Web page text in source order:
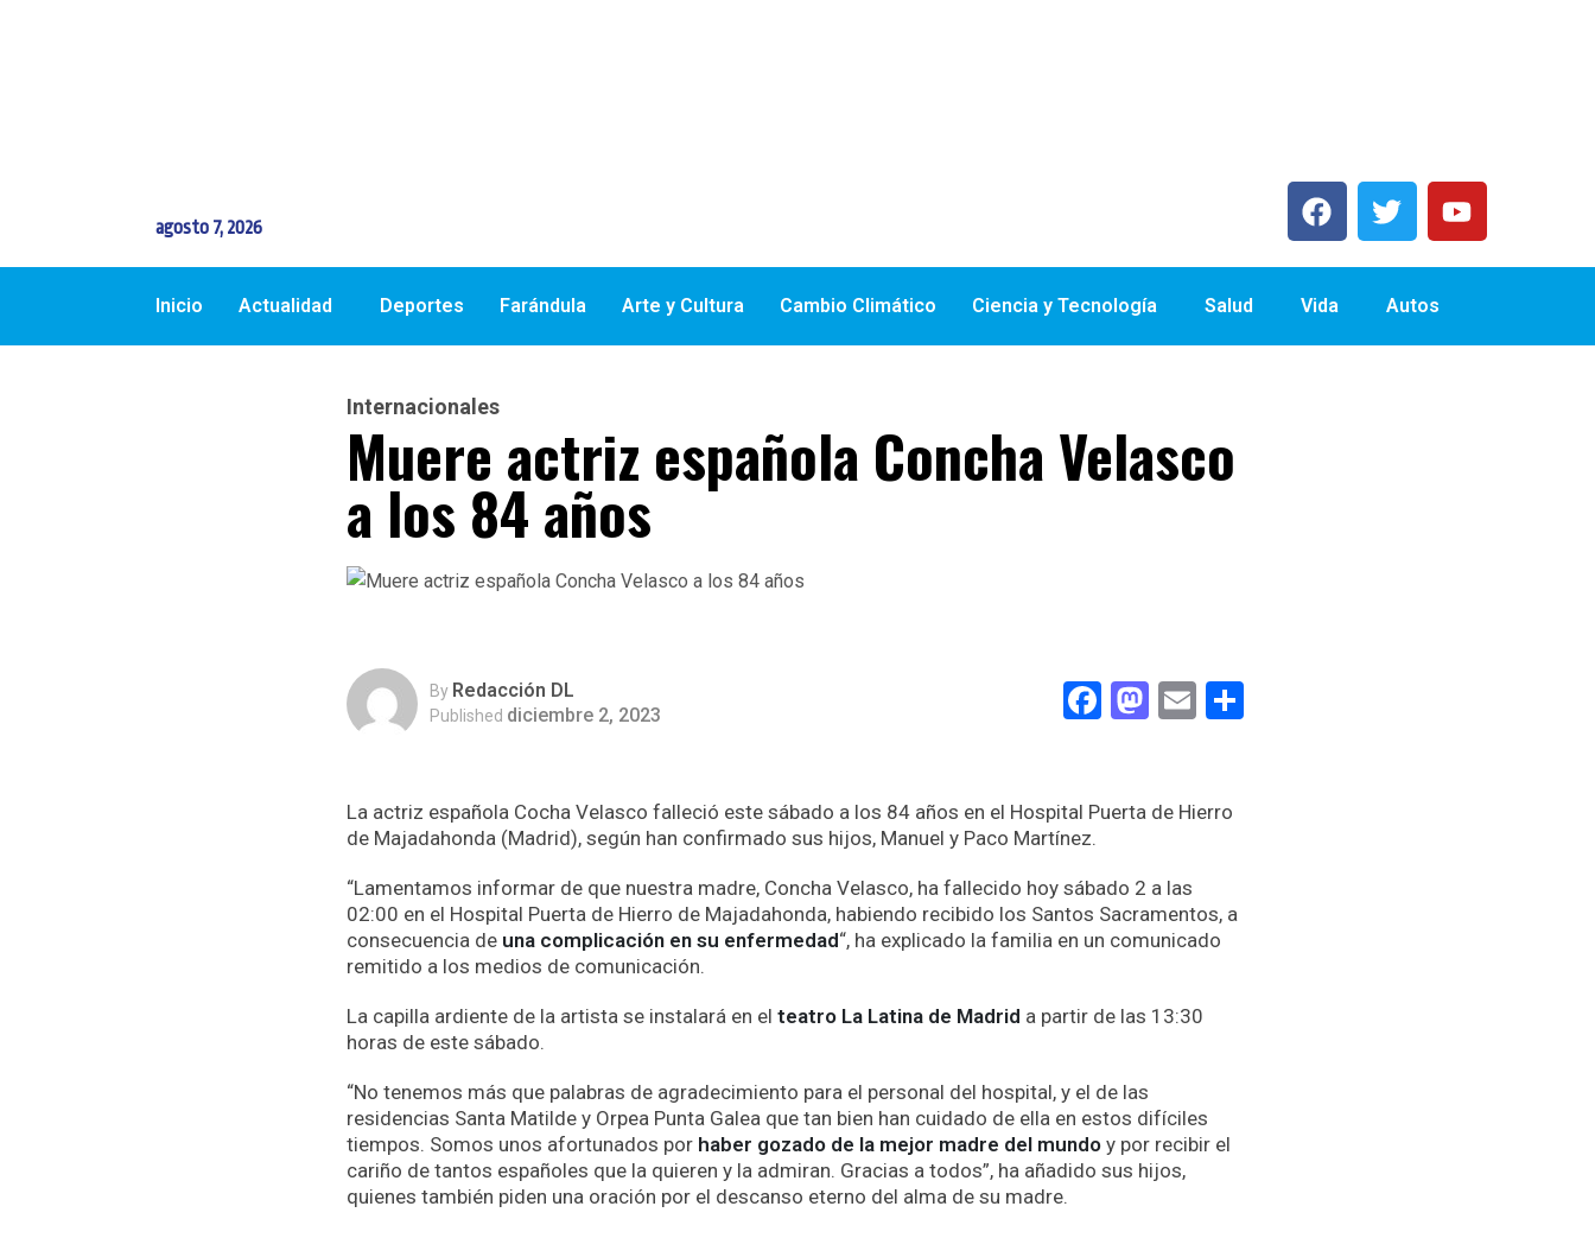
agosto 7, 2026
Inicio Actualidad Deportes Farándula Arte y Cultura Cambio Climático Ciencia y Tecnología Salud Vida Autos
Internacionales
Muere actriz española Concha Velasco
a los 84 años
By Redacción DL
Published diciembre 2, 2023 Facebook
Mastodon
Email
La actriz española Cocha Velasco falleció este sábado a los 84 años en el Hospital Puerta de Hierro
de Majadahonda (Madrid), según han confirmado sus hijos, Manuel y Paco Martínez.
“Lamentamos informar de que nuestra madre, Concha Velasco, ha fallecido hoy sábado 2 a las
02:00 en el Hospital Puerta de Hierro de Majadahonda, habiendo recibido los Santos Sacramentos, a
consecuencia de una complicación en su enfermedad“, ha explicado la familia en un comunicado
remitido a los medios de comunicación.
La capilla ardiente de la artista se instalará en el teatro La Latina de Madrid a partir de las 13:30
horas de este sábado.
“No tenemos más que palabras de agradecimiento para el personal del hospital, y el de las
residencias Santa Matilde y Orpea Punta Galea que tan bien han cuidado de ella en estos difíciles
tiempos. Somos unos afortunados por haber gozado de la mejor madre del mundo y por recibir el
cariño de tantos españoles que la quieren y la admiran. Gracias a todos”, ha añadido sus hijos,
quienes también piden una oración por el descanso eterno del alma de su madre.